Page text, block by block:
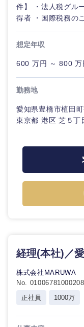
件】 ・法人税グル
得者 ・国際税務の
想定年収
600 万円 ～ 800 万
勤務地
愛知県豊橋市植田
東京都 港区 芝５
経理(本社)／
株式会社MARUWA
No. 01006781000208
正社員
1000万